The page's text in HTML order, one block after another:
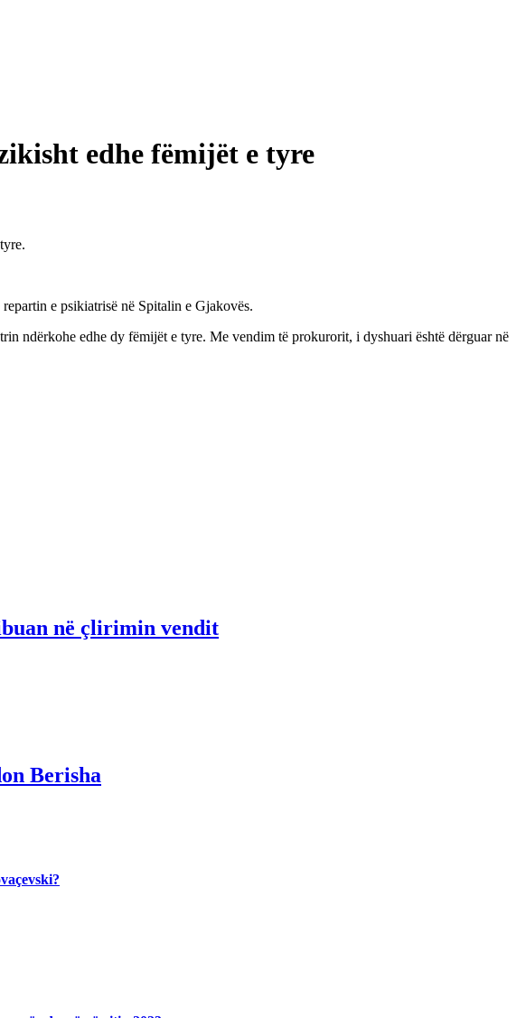
edhe fëmijët e tyre
e psikiatrisë në Spitalin e Gjakovës.
ndërkohe edhe dy fëmijët e tyre. Me vendim të prokurorit, i dyshuari është dërguar në
në çlirimin vendit
Berisha